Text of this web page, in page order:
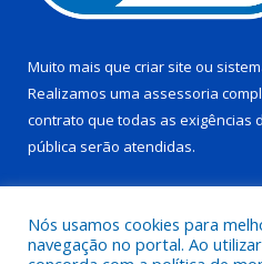
Muito mais que criar site ou
Realizamos uma assessoria
contrato que todas as exigências
pública serão atendidas.
Nós usamos cookies para
navegação no portal. Ao